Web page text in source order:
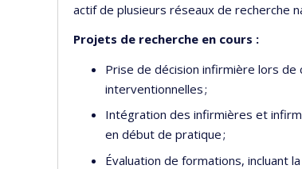
actif de plusieurs réseaux de recherche
Projets de recherche en cours :
Prise de décision infirmière lors
interventionnelles ;
Intégration des infirmières et
en début de pratique ;
Évaluation de formations, incluant